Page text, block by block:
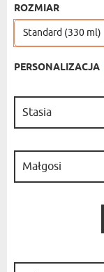
ROZMIAR
Standard (330 ml)
PERSONALIZACJA